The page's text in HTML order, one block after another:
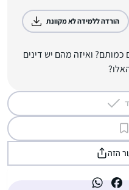
הורדה ללמידה לא מקוונת
ואיזה מהם יש דינים
הזה